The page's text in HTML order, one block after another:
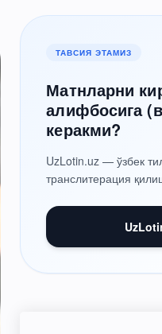
ТАВСИЯ ЭТАМИЗ
Матнларни
алифбосига
керакми?
UzLotin.uz — ўзбек
транслитерация